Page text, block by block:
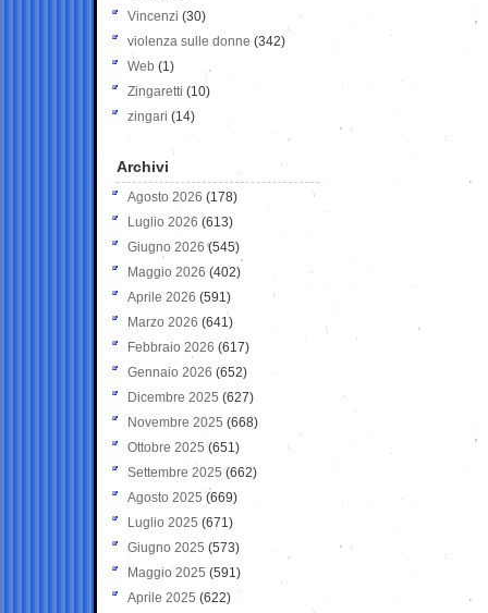
Vincenzi (30)
violenza sulle donne (342)
Web (1)
Zingaretti (10)
zingari (14)
Archivi
Agosto 2026 (178)
Luglio 2026 (613)
Giugno 2026 (545)
Maggio 2026 (402)
Aprile 2026 (591)
Marzo 2026 (641)
Febbraio 2026 (617)
Gennaio 2026 (652)
Dicembre 2025 (627)
Novembre 2025 (668)
Ottobre 2025 (651)
Settembre 2025 (662)
Agosto 2025 (669)
Luglio 2025 (671)
Giugno 2025 (573)
Maggio 2025 (591)
Aprile 2025 (622)